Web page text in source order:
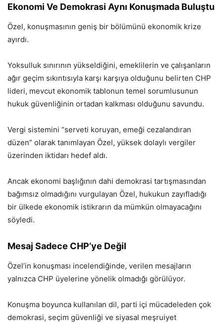
Ekonomi Ve Demokrasi Aynı Konuşmada Buluştu
Özel, konuşmasının geniş bir bölümünü ekonomik krize
ayırdı.
Yoksulluk sınırının yükseldiğini, emeklilerin ve çalışanların
ağır geçim sıkıntısıyla karşı karşıya olduğunu belirten CHP
lideri, mevcut ekonomik tablonun temel sorumlusunun
hukuk güvenliğinin ortadan kalkması olduğunu savundu.
Vergi sistemini “serveti koruyan, emeği cezalandıran
düzen” olarak tanımlayan Özel, yüksek dolaylı vergiler
üzerinden iktidarı hedef aldı.
Ancak ekonomi başlığının dahi demokrasi tartışmasından
bağımsız olmadığını vurgulayan Özel, hukukun zayıfladığı
bir ülkede ekonomik istikrarın da mümkün olmayacağını
söyledi.
Mesaj Sadece CHP’ye Değil
Özel’in konuşması incelendiğinde, verilen mesajların
yalnızca CHP üyelerine yönelik olmadığı görülüyor.
Konuşma boyunca kullanılan dil, parti içi mücadeleden çok
demokrasi, seçim güvenliği ve siyasal meşruiyet